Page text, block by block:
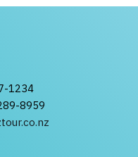
1234
8959